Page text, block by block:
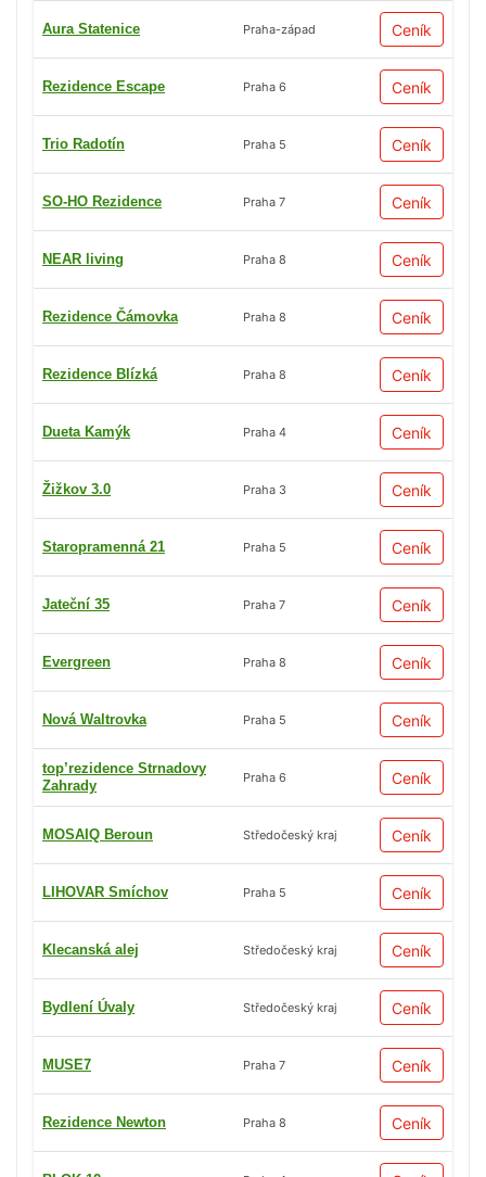
Aura Statenice Praha-západ Ceník
Rezidence Escape Praha 6 Ceník
Trio Radotín Praha 5 Ceník
SO-HO Rezidence Praha 7 Ceník
NEAR living Praha 8 Ceník
Rezidence Čámovka Praha 8 Ceník
Rezidence Blízká Praha 8 Ceník
Dueta Kamýk Praha 4 Ceník
Žižkov 3.0 Praha 3 Ceník
Staropramenná 21 Praha 5 Ceník
Jateční 35 Praha 7 Ceník
Evergreen Praha 8 Ceník
Nová Waltrovka Praha 5 Ceník
top’rezidence Strnadovy
Zahrady
Praha 6 Ceník
MOSAIQ Beroun Středočeský kraj Ceník
LIHOVAR Smíchov Praha 5 Ceník
Klecanská alej Středočeský kraj Ceník
Bydlení Úvaly Středočeský kraj Ceník
MUSE7 Praha 7 Ceník
Rezidence Newton Praha 8 Ceník